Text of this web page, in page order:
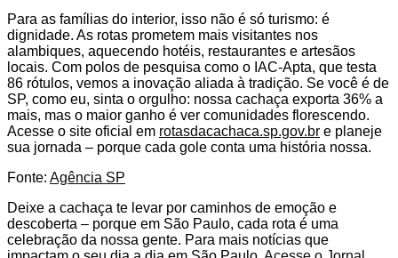
Para as famílias do interior, isso não é só turismo: é
dignidade. As rotas prometem mais visitantes nos
alambiques, aquecendo hotéis, restaurantes e artesãos
locais. Com polos de pesquisa como o IAC-Apta, que testa
86 rótulos, vemos a inovação aliada à tradição. Se você é de
SP, como eu, sinta o orgulho: nossa cachaça exporta 36% a
mais, mas o maior ganho é ver comunidades florescendo.
Acesse o site oficial em rotasdacachaca.sp.gov.br e planeje
sua jornada – porque cada gole conta uma história nossa.
Fonte: Agência SP
Deixe a cachaça te levar por caminhos de emoção e
descoberta – porque em São Paulo, cada rota é uma
celebração da nossa gente. Para mais notícias que